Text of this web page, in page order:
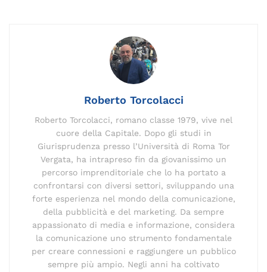
m
Li
n
k
s
Roberto Torcolacci
Roberto Torcolacci, romano classe 1979, vive nel
cuore della Capitale. Dopo gli studi in
Giurisprudenza presso l’Università di Roma Tor
Vergata, ha intrapreso fin da giovanissimo un
percorso imprenditoriale che lo ha portato a
confrontarsi con diversi settori, sviluppando una
forte esperienza nel mondo della comunicazione,
della pubblicità e del marketing. Da sempre
appassionato di media e informazione, considera
la comunicazione uno strumento fondamentale
per creare connessioni e raggiungere un pubblico
sempre più ampio. Negli anni ha coltivato